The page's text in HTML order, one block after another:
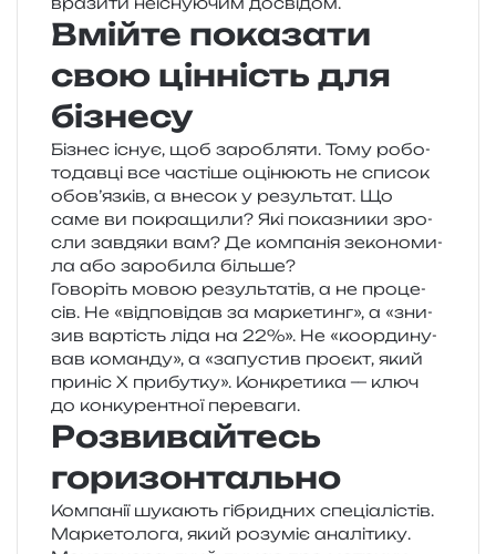
Вмійте показати
свою цінність для
бізнесу
Бізнес існує, щоб заро­бля­ти. Тому робо­
то­дав­ці все часті­ше оці­ню­ють не спи­сок
обов’язків, а вне­сок у резуль­тат. Що
саме ви покра­щи­ли? Які пока­зни­ки зро­
сли зав­дя­ки вам? Де ком­па­нія зеко­но­ми­
ла або заро­би­ла більше?
Говоріть мовою резуль­та­тів, а не про­це­
сів. Не «від­по­від­ав за мар­ке­тинг», а «зни­
зив вар­тість ліда на 22%». Не «коор­ди­ну­
вав коман­ду», а «запу­стив про­єкт, який
при­ніс X при­бу­тку». Конкретика — ключ
до кон­ку­рен­тної переваги.
Розвивайтесь
горизонтально
Компанії шука­ють гібри­дних спе­ці­а­лі­стів.
Маркетолога, який розу­міє ана­лі­ти­ку.